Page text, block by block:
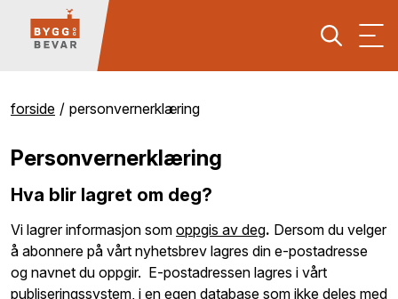
forside personvernerklæring
Personvernerklæring
Hva blir lagret om deg?
Vi lagrer informasjon som oppgis av deg. Dersom du velger
å abonnere på vårt nyhetsbrev lagres din e-postadresse
og navnet du oppgir. E-postadressen lagres i vårt
publiseringssystem, i en egen database som ikke deles med